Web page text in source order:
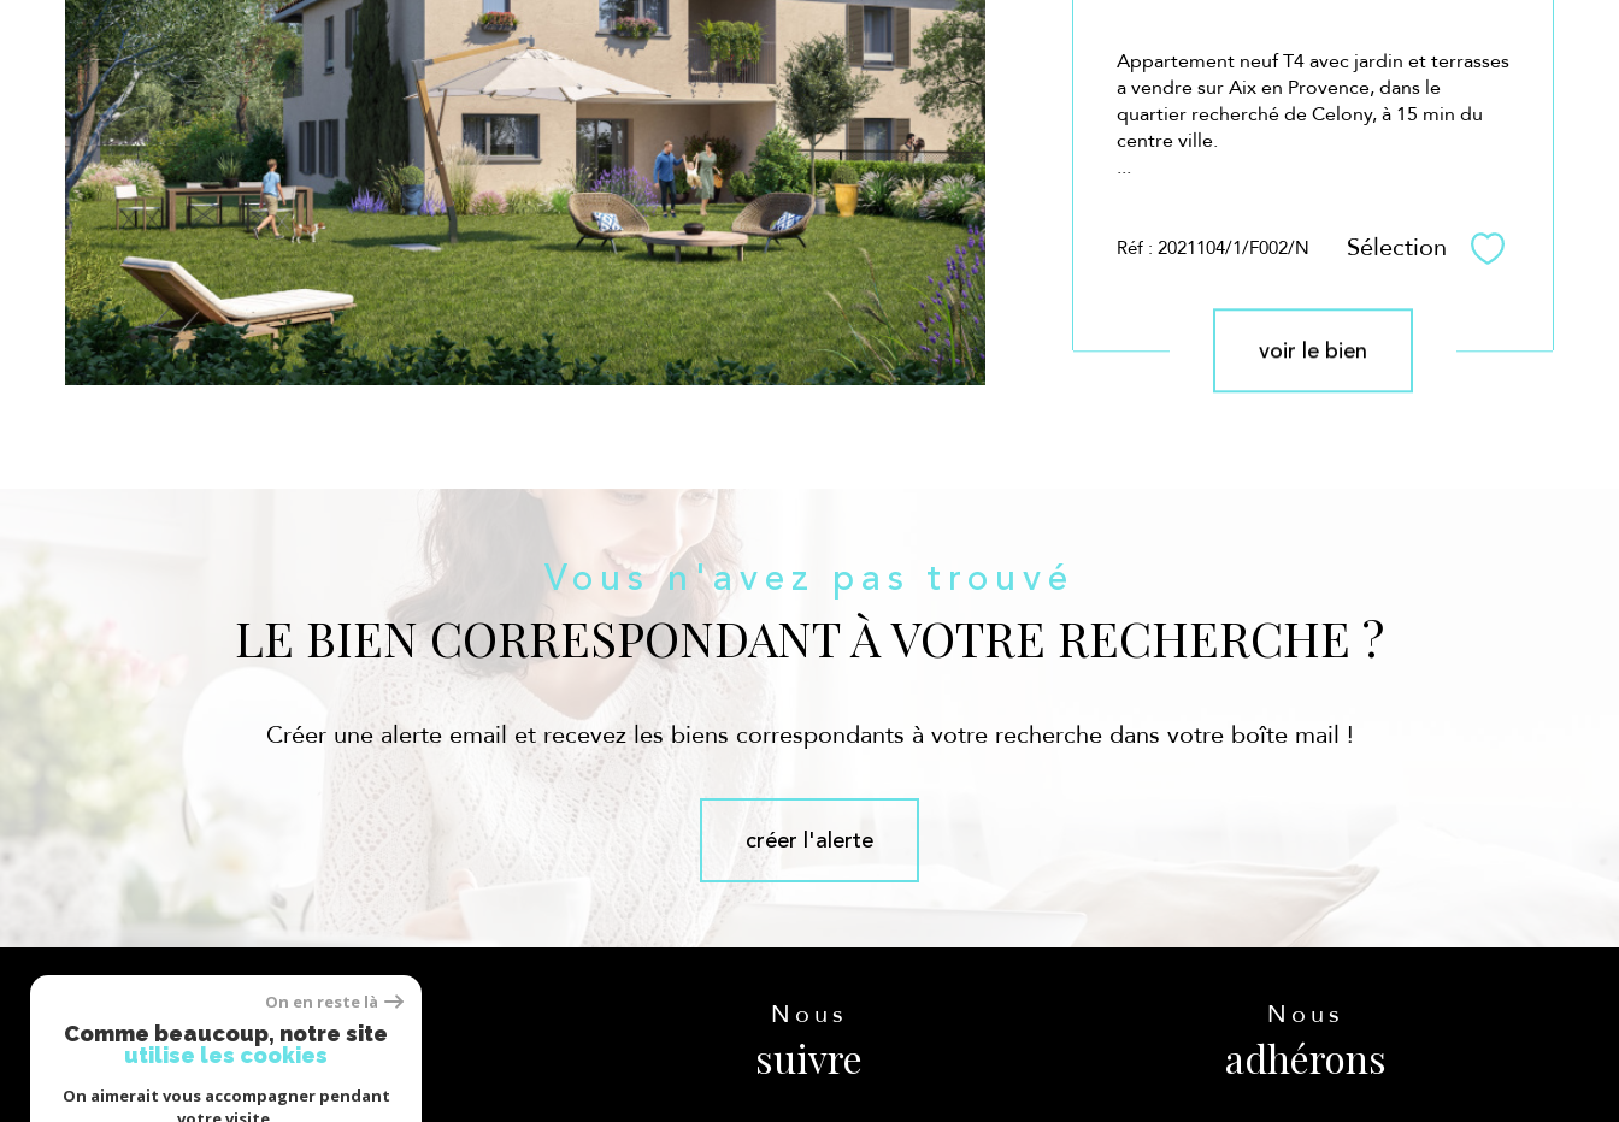
Appartement neuf T4 avec jardin et terrasses
a vendre sur Aix en Provence, dans le
quartier recherché de Celony, à 15 min du
centre ville.
...
Réf : 2021104/1/F002/N Sélection Sélectionner
voir le bien
Vous n'avez pas trouvé
LE BIEN CORRESPONDANT À VOTRE RECHERCHE ?
Créer une alerte email et recevez les biens correspondants à votre recherche dans votre boîte mail !
créer l'alerte
Se
connecter
Nous
suivre
Nous
adhérons
On en reste là
Comme beaucoup, notre site
utilise les cookies
On aimerait vous accompagner pendant